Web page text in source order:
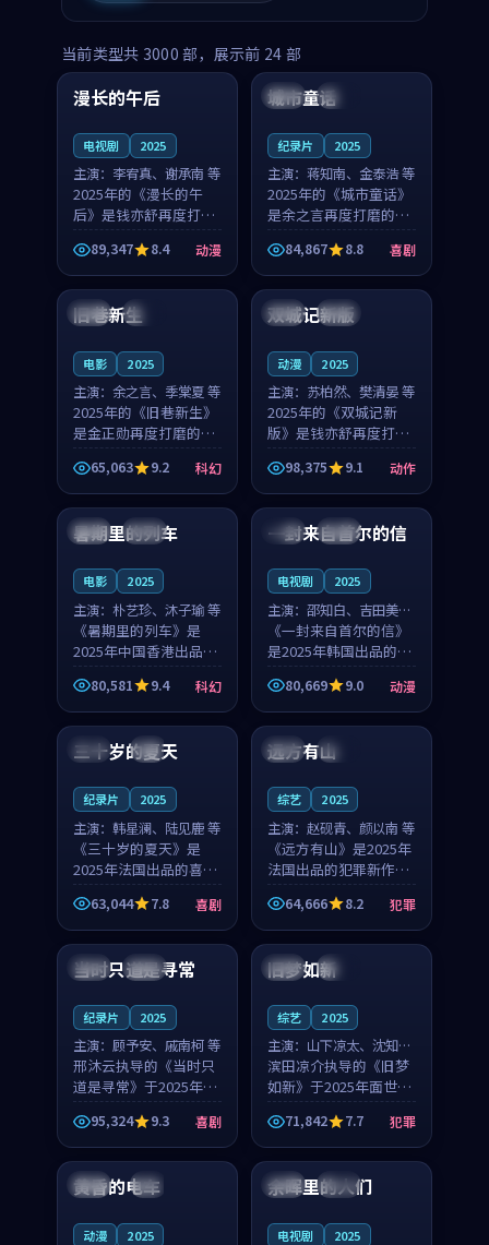
当前类型共 3000 部，展示前 24 部
中国 高分
99:16
漫长的午后
电视剧 2025
主演： 李宥真、谢承南 等
2025年的《漫长的午
后》是钱亦舒再度打磨
的动漫佳作。中国大陆
的取景与海岛日常的氛
围相互成就，李宥真与
谢承南的对手戏自然克
制，让整部影片在悬念
89,347 8.4 动漫
美国 院线
城市童话
纪录片 2025
主演： 蒋知南、金泰浩 等
2025年的《城市童话》
是余之言再度打磨的喜
剧佳作。美国的取景与
历史战争的氛围相互成
就，蒋知南与金泰浩的
对手戏自然克制，让整
部影片在悬念与温度
84,867 8.8 喜剧
英国 完结
旧巷新生
电影 2025
主演： 余之言、季棠夏 等
2025年的《旧巷新生》
是金正勋再度打磨的科
幻佳作。英国的取景与
雨夜物语的氛围相互成
就，余之言与季棠夏的
对手戏自然克制，让整
部影片在悬念与温度
65,063 9.2 科幻
中国 独播
双城记新版
动漫 2025
主演： 苏柏然、樊清晏 等
2025年的《双城记新
版》是钱亦舒再度打磨
的动作佳作。中国大陆
的取景与沙漠探险的氛
围相互成就，苏柏然与
樊清晏的对手戏自然克
制，让整部影片在悬念
98,375 9.1 动作
中国 杜比
暑期里的列车
电影 2025
主演： 朴艺珍、沐子瑜 等
《暑期里的列车》是
2025年中国香港出品的
科幻新作，主创团队希
望用城市夜归人的故事
让观众停下来想一想。
朴艺珍领衔，沐子瑜担
任重要角色，郑书延的
80,581 9.4 科幻
韩国 热播
一封来自首尔的信
电视剧 2025
主演： 邵知白、吉田美琴
等
《一封来自首尔的信》
是2025年韩国出品的动
漫新作，主创团队希望
用高考往事的故事让观
众停下来想一想。邵知
重要角色，谢承南的
80,669 9.0 动漫
法国 4K
三十岁的夏天
纪录片 2025
主演： 韩星澜、陆见鹿 等
《三十岁的夏天》是
2025年法国出品的喜剧
新作，主创团队希望用
深夜电台的故事让观众
停下来想一想。韩星澜
角色，山田纯一的叙事
63,044 7.8 喜剧
法国 独播
远方有山
综艺 2025
主演： 赵砚青、颜以南 等
《远方有山》是2025年
法国出品的犯罪新作，
主创团队希望用高校追
梦的故事让观众停下来
想一想。赵砚青领衔，
颜以南担任重要角色，
山田纯一的叙事节奏
64,666 8.2 犯罪
泰国 杜比
当时只道是寻常
纪录片 2025
主演： 顾予安、戚南柯 等
邢沐云执导的《当时只
道是寻常》于2025年面
世，泰国的城市气质与
母女情深的人物心境共
同构筑了影片基调。顾
予安、戚南柯用细腻的
表演撑起整部喜剧电
95,324 9.3 喜剧
中国 高分
旧梦如新
综艺 2025
主演： 山下凉太、沈知韵
等
滨田凉介执导的《旧梦
如新》于2025年面世，
中国台湾的城市气质与
异国相遇的人物心境共
同构筑了影片基调。山
下凉太、沈知韵用细腻
的表演撑起整部犯罪
71,842 7.7 犯罪
日本 4K
黄昏的电车
动漫 2025
泰国 完结
余晖里的人们
电视剧 2025